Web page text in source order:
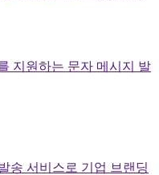
지원하는 문자 메시지 발
송 서비스로 기업 브랜딩